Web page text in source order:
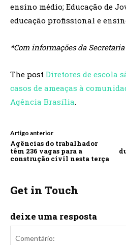
ensino médio; Educação de
educação profissional e
*Com informações da
The post Diretores de escola
casos de ameaças à
Agência Brasília.
Artigo anterior
Agências do trabalhador
têm 236 vagas para a
construção civil nesta terça
Get in Touch
deixe uma resposta